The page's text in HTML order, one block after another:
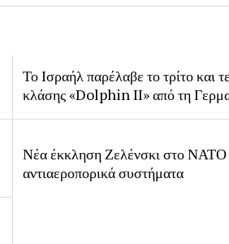
Το Ισραήλ παρέλαβε το τρίτο και
κλάσης «Dolphin II» από τη
Νέα έκκληση Ζελένσκι στο ΝΑΤΟ
αντιαεροπορικά συστήματα